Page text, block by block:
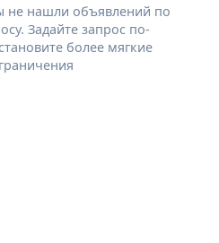
не нашли объявлений по
Задайте запрос по-
более мягкие